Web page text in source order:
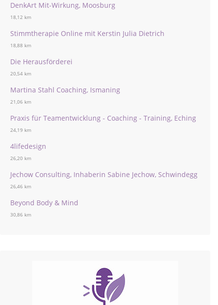
DenkArt Mit-Wirkung, Moosburg
18,12 km
Stimmtherapie Online mit Kerstin Julia Dietrich
18,88 km
Die Herausförderei
20,54 km
Martina Stahl Coaching, Ismaning
21,06 km
Praxis für Teamentwicklung - Coaching - Training, Eching
24,19 km
4lifedesign
26,20 km
Jechow Consulting, Inhaberin Sabine Jechow, Schwindegg
26,46 km
Beyond Body & Mind
30,86 km